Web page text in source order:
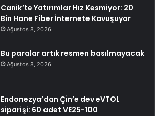
Canik’te Yatırımlar Hız Kesmiyor: 20
Bin Hane Fiber İnternete Kavuşuyor
Ağustos 8, 2026
Bu paralar artık resmen basılmayacak
Ağustos 8, 2026
Endonezya’dan Çin’e dev eVTOL
siparişi: 60 adet VE25-100